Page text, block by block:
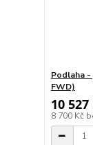
Podlaha
FWD)
10 527
8 700 Kč